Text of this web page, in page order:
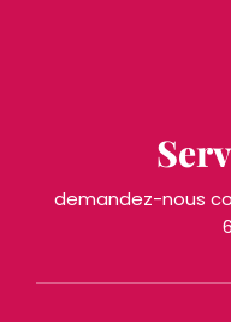
demandez-nous